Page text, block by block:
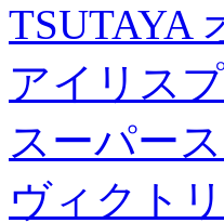
TSUTAYA
アイリス
スーパー
ヴィクト